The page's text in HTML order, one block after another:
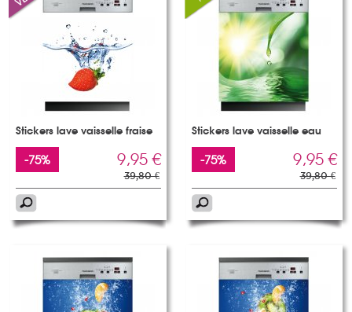
Stickers lave vaisselle fraise
-75% 9,95 €
39,80 €
Stickers lave vaisselle eau
-75% 9,95 €
39,80 €